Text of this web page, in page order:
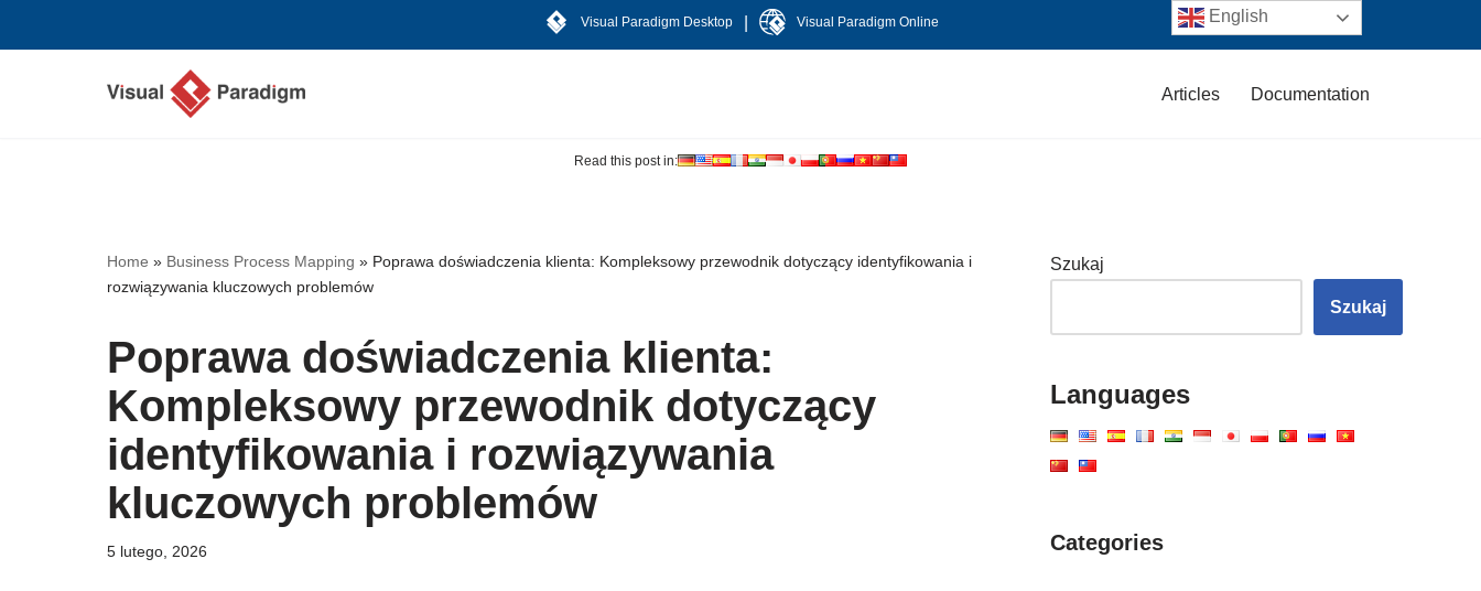
Visual Paradigm Desktop Visual Paradigm Online
Articles Documentation
Read this post in:
Home » Business Process Mapping » Poprawa doświadczenia klienta: Kompleksowy przewodnik dotyczący identyfikowania i
rozwiązywania kluczowych problemów
Poprawa doświadczenia klienta:
Kompleksowy przewodnik dotyczący
identyfikowania i rozwiązywania
kluczowych problemów
5 lutego, 2026
Szukaj
Szukaj
Languages
Categories
English